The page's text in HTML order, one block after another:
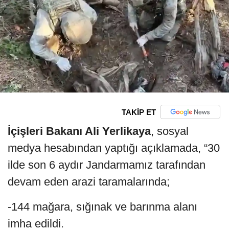
TAKİP ET
İçişleri Bakanı Ali Yerlikaya, sosyal
medya hesabından yaptığı açıklamada, “30
ilde son 6 aydır Jandarmamız tarafından
devam eden arazi taramalarında;
-144 mağara, sığınak ve barınma alanı
imha edildi.